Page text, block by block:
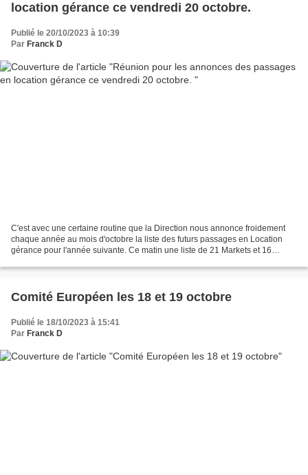
location gérance ce vendredi 20 octobre.
Publié le 20/10/2023 à 10:39
Par Franck D
C'est avec une certaine routine que la Direction nous annonce froidement
chaque année au mois d'octobre la liste des futurs passages en Location
gérance pour l'année suivante. Ce matin une liste de 21 Markets et 16
Comité Européen les 18 et 19 octobre
Publié le 18/10/2023 à 15:41
Par Franck D